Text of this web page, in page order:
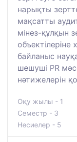
нарықты
мақсатты
мінез-құлқын
байланыс
шешуші PR
нәтижелерін
Оқу жылы - 1
Семестр - 3
Несиелер - 5